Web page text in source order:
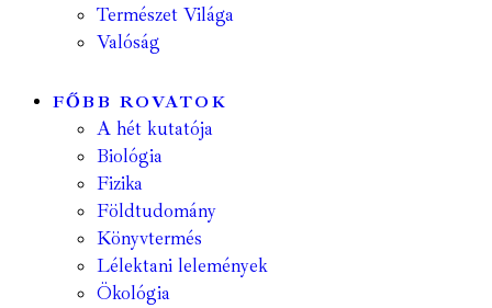
Természet Világa
Valóság
FŐBB ROVATOK
A hét kutatója
Biológia
Fizika
Földtudomány
Könyvtermés
Lélektani lelemények
Ökológia